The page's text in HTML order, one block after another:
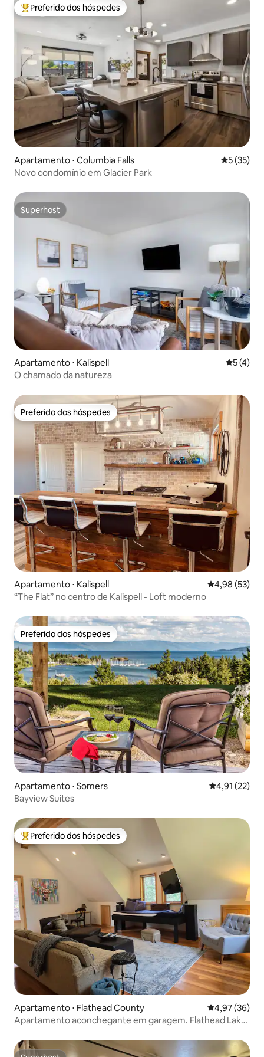
Entre os melhores preferidos dos hóspedes
Preferido dos hóspedes
Apartamento ⋅ Columbia Falls 5 de uma
5 (35)
Novo condomínio em Glacier Park
Superhost
Superhost
Apartamento ⋅ Kalispell 5 de
5 (4)
O chamado da natureza
Preferido dos hóspedes
Preferido dos hóspedes
Apartamento ⋅ Kalispell 4,98 de uma
4,98 (53)
“The Flat” no centro de Kalispell - Loft moderno
Preferido dos hóspedes
Preferido dos hóspedes
Apartamento ⋅ Somers 4,91 de uma
4,91 (22)
Bayview Suites
Entre os melhores preferidos dos hóspedes
Preferido dos hóspedes
Apartamento ⋅ Flathead County 4,97 de uma
4,97 (36)
Apartamento aconchegante em garagem. Flathead Lake